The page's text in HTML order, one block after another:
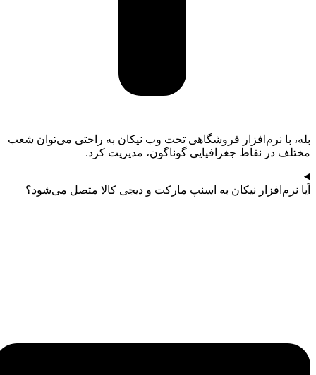
بله، با نرم‌افزار فروشگاهی تحت وب نیکان به راحتی می‌توان شعب
مختلف در نقاط جغرافیایی گوناگون، مدیریت کرد.
آیا نرم‌افزار نیکان به اسنپ مارکت و دیجی کالا متصل می‌شود؟